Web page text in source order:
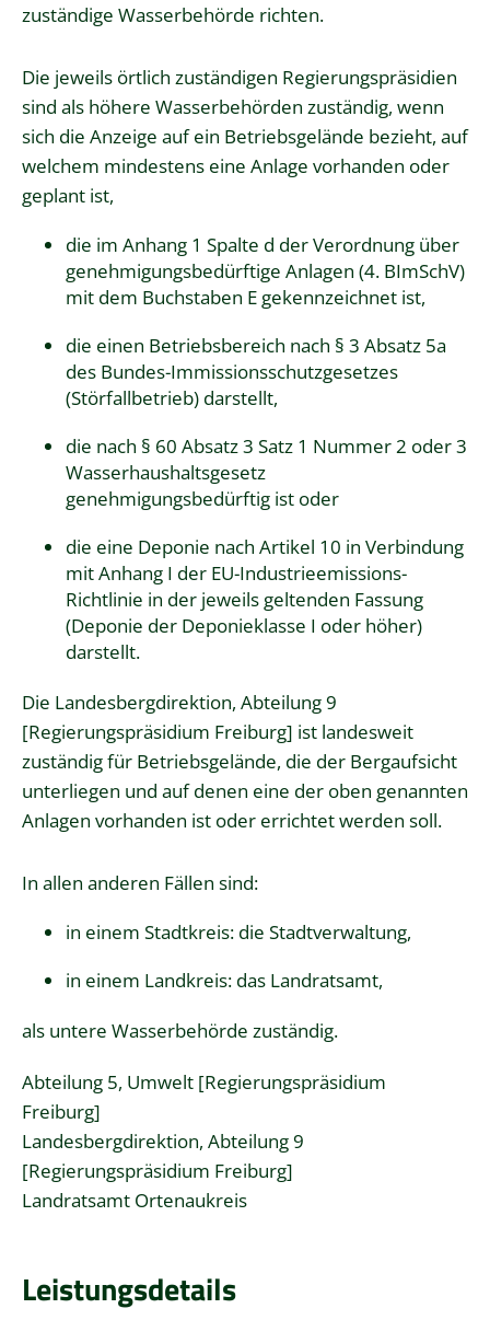
zuständige Wasserbehörde richten.
Die jeweils örtlich zuständigen Regierungspräsidien
sind als höhere Wasserbehörden zuständig, wenn
sich die Anzeige auf ein Betriebsgelände bezieht, auf
welchem mindestens eine Anlage vorhanden oder
geplant ist,
die im Anhang 1 Spalte d der Verordnung über
genehmigungsbedürftige Anlagen (4. BImSchV)
mit dem Buchstaben E gekennzeichnet ist,
die einen Betriebsbereich nach § 3 Absatz 5a
des Bundes-Immissionsschutzgesetzes
(Störfallbetrieb) darstellt,
die nach § 60 Absatz 3 Satz 1 Nummer 2 oder 3
Wasserhaushaltsgesetz
genehmigungsbedürftig ist oder
die eine Deponie nach Artikel 10 in Verbindung
mit Anhang I der EU-Industrieemissions-
Richtlinie in der jeweils geltenden Fassung
(Deponie der Deponieklasse I oder höher)
darstellt.
Die Landesbergdirektion, Abteilung 9
[Regierungspräsidium Freiburg] ist landesweit
zuständig für Betriebsgelände, die der Bergaufsicht
unterliegen und auf denen eine der oben genannten
Anlagen vorhanden ist oder errichtet werden soll.
In allen anderen Fällen sind:
in einem Stadtkreis: die Stadtverwaltung,
in einem Landkreis: das Landratsamt,
als untere Wasserbehörde zuständig.
Abteilung 5, Umwelt [Regierungspräsidium
Freiburg]
Landesbergdirektion, Abteilung 9
[Regierungspräsidium Freiburg]
Landratsamt Ortenaukreis
Leistungsdetails